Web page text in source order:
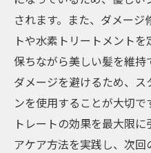
されます。また、ダメー
トや水素トリートメント
保ちながら美しい髪を維持
ダメージを避けるため、
ンを使用することが大切
トレートの効果を最大限
アケア方法を実践し、次